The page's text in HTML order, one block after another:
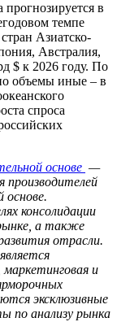
в
темпе
Азиатско-
Австралия,
$ к 2026 году. По
объемы иные – в
спроса
основе —
производителей
основе.
консолидации
а также
отрасли.
маркетинговая и
эксклюзивные
по анализу рынка